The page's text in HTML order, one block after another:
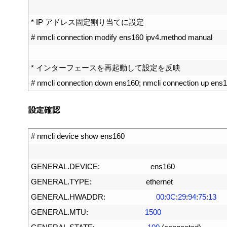
* IP アドレス固定割り当てに設定
# nmcli connection modify ens160 ipv4.method manual
* インターフェースを再起動して設定を反映
# nmcli connection down ens160; nmcli connection up
設定確認
# nmcli device show ens160
GENERAL.DEVICE:
ens160
GENERAL.TYPE:
ethernet
GENERAL.HWADDR: 00:0C:29:94:75:13
GENERAL.MTU:
1500